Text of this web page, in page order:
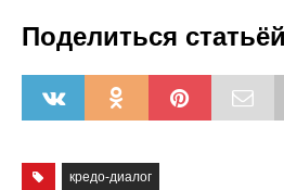
Поделиться статьёй
кредо-диалог